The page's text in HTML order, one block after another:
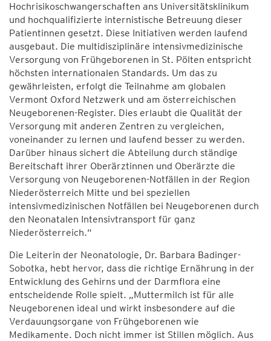
Hochrisikoschwangerschaften ans Universitätsklinikum
und hochqualifizierte internistische Betreuung dieser
Patientinnen gesetzt. Diese Initiativen werden laufend
ausgebaut. Die multidisziplinäre intensivmedizinische
Versorgung von Frühgeborenen in St. Pölten entspricht
höchsten internationalen Standards. Um das zu
gewährleisten, erfolgt die Teilnahme am globalen
Vermont Oxford Netzwerk und am österreichischen
Neugeborenen-Register. Dies erlaubt die Qualität der
Versorgung mit anderen Zentren zu vergleichen,
voneinander zu lernen und laufend besser zu werden.
Darüber hinaus sichert die Abteilung durch ständige
Bereitschaft ihrer Oberärztinnen und Oberärzte die
Versorgung von Neugeborenen-Notfällen in der Region
Niederösterreich Mitte und bei speziellen
intensivmedizinischen Notfällen bei Neugeborenen durch
den Neonatalen Intensivtransport für ganz
Niederösterreich.“
Die Leiterin der Neonatologie, Dr. Barbara Badinger-
Sobotka, hebt hervor, dass die richtige Ernährung in der
Entwicklung des Gehirns und der Darmflora eine
entscheidende Rolle spielt. „Muttermilch ist für alle
Neugeborenen ideal und wirkt insbesondere auf die
Verdauungsorgane von Frühgeborenen wie
Medikamente. Doch nicht immer ist Stillen möglich. Aus